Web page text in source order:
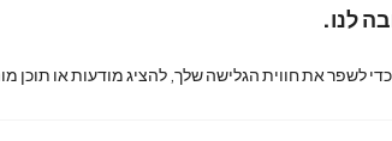
לנו.
לשפר את חווית הגלישה שלך, להציג מודעות או